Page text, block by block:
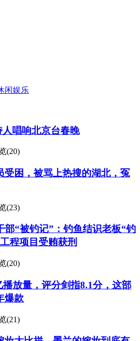
闲娱乐
唱响北京台春晚
(20)
受困，被骂上热搜的湖北，冤
(23)
部“被钓记”：钓鱼结识老板“钓
程项目受贿获刑
(20)
播放量，评分剑指8.1分，这部
爆款
(21)